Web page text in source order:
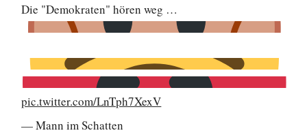
Die "Demokraten" hören weg …
pic.twitter.com/LnTph7XexV
— Mann im Schatten